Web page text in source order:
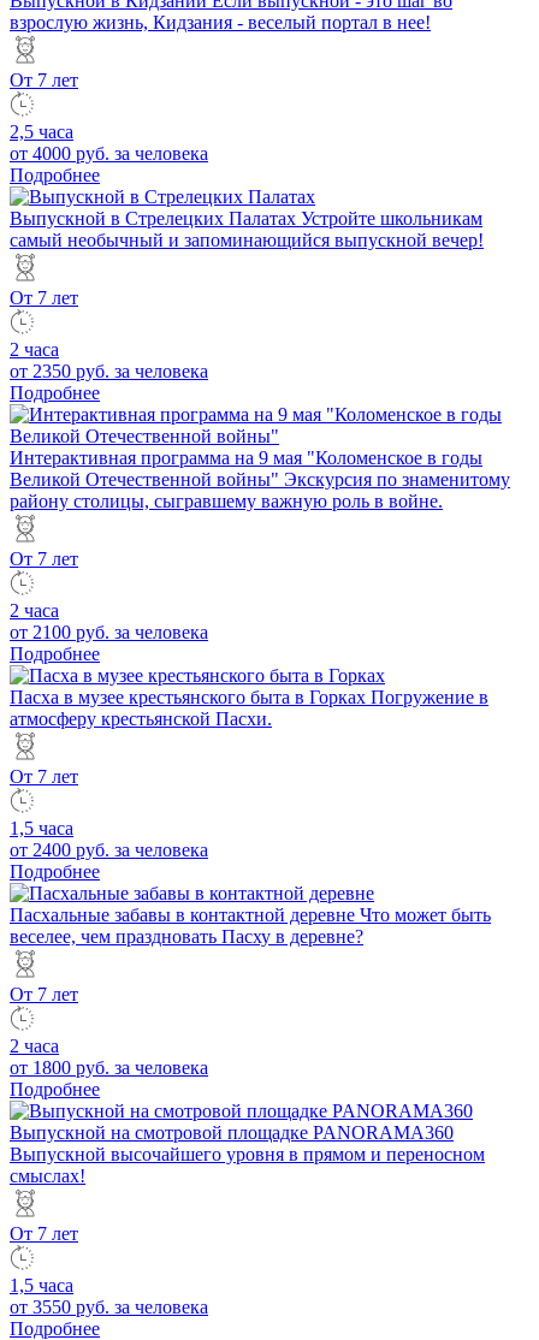
взрослую жизнь, Кидзания - веселый портал в нее!
От 7 лет
2,5 часа
от 4000 руб. за человека
Подробнее
Выпускной в Стрелецких Палатах Устройте школьникам
самый необычный и запоминающийся выпускной вечер!
От 7 лет
2 часа
от 2350 руб. за человека
Подробнее
Интерактивная программа на 9 мая "Коломенское в годы
Великой Отечественной войны" Экскурсия по знаменитому
району столицы, сыгравшему важную роль в войне.
От 7 лет
2 часа
от 2100 руб. за человека
Подробнее
Пасха в музее крестьянского быта в Горках Погружение в
атмосферу крестьянской Пасхи.
От 7 лет
1,5 часа
от 2400 руб. за человека
Подробнее
Пасхальные забавы в контактной деревне Что может быть
веселее, чем праздновать Пасху в деревне?
От 7 лет
2 часа
от 1800 руб. за человека
Подробнее
Выпускной на смотровой площадке PANORAMA360
Выпускной высочайшего уровня в прямом и переносном
смыслах!
От 7 лет
1,5 часа
от 3550 руб. за человека
Подробнее